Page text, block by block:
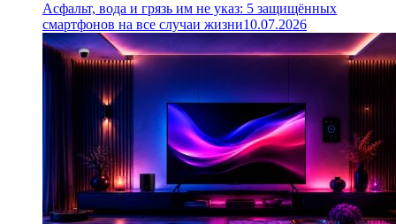
Асфальт, вода и грязь им не указ: 5 защищённых
смартфонов на все случаи жизни10.07.2026